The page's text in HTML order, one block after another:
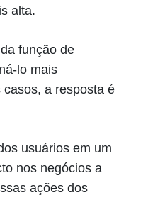
alta.
função de
lo mais
a resposta é
usuários em um
nos negócios a
ações dos